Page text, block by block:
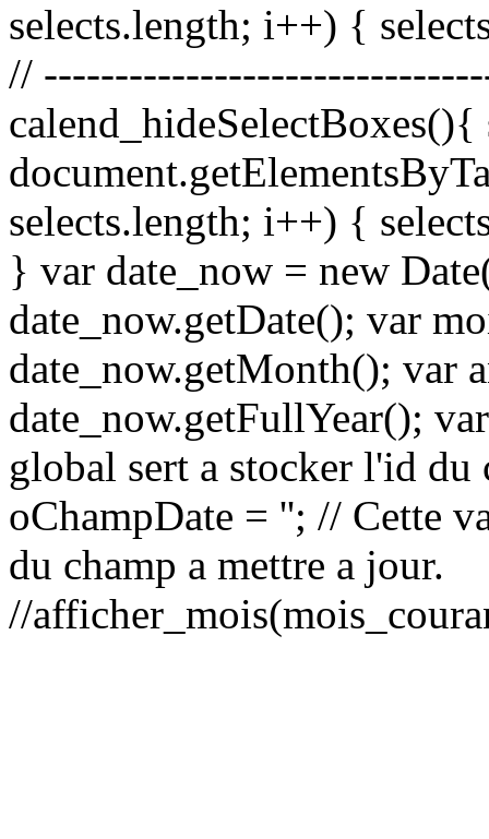
selects.length; i++) {
//
calend_hideSelectBoxes(){
selects.length; i++) {
} var date_now = new
date_now.getDate(); var
date_now.getMonth(); var
date_now.getFullYear();
global sert a stocker l'id du
oChampDate = ''; // Cette
du champ a mettre a jour.
//